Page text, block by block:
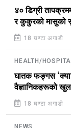
४० डिग्री
र कुकुरको मासुको
18 घण्टा अगाडी
HEALTH/
घातक फङ्गस
वैज्ञानिकहरूको
18 घण्टा अगाडी